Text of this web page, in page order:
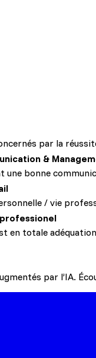
et en mettant
par la
&
une bonne
/ vie
en totale
par l’IA.